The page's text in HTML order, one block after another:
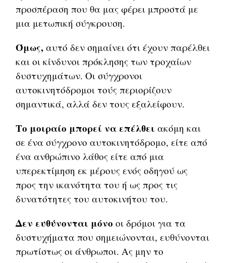
προσπέραση που θα μας φέρει μπροστά με
μια μετωπική σύγκρουση.
Όμως,αυτό δεν σημαίνει ότι έχουν παρέλθει
και οι κίνδυνοι πρόκλησης των τροχαίων
δυστυχημάτων. Οι σύγχρονοι
αυτοκινητόδρομοι τούς περιορίζουν
σημαντικά, αλλά δεν τους εξαλείφουν.
Το μοιραίο μπορεί να επέλθει ακόμη και
σε ένα σύγχρονο αυτοκινητόδρομο, είτε από
ένα ανθρώπινο λάθος είτε από μια
υπερεκτίμηση εκ μέρους ενός οδηγού ως
προς την ικανότητα του ή ως προς τις
δυνατότητες του αυτοκινήτου του.
Δεν ευθύνονται μόνο οι δρόμοι για τα
δυστυχήματα που σημειώνονται, ευθύνονται
πρωτίστως οι άνθρωποι. Ας μην το